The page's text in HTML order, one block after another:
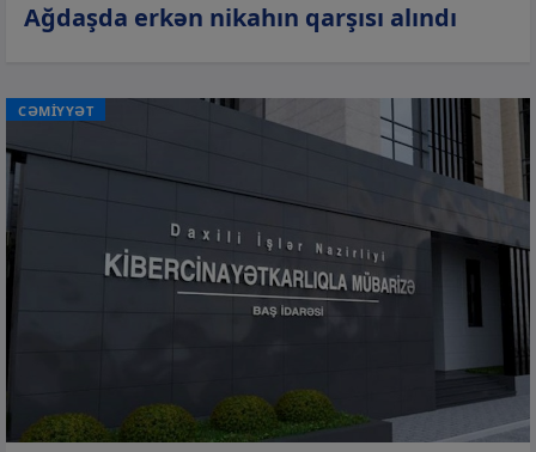
Ağdaşda erkən nikahın qarşısı alındı
CƏMİYYƏT